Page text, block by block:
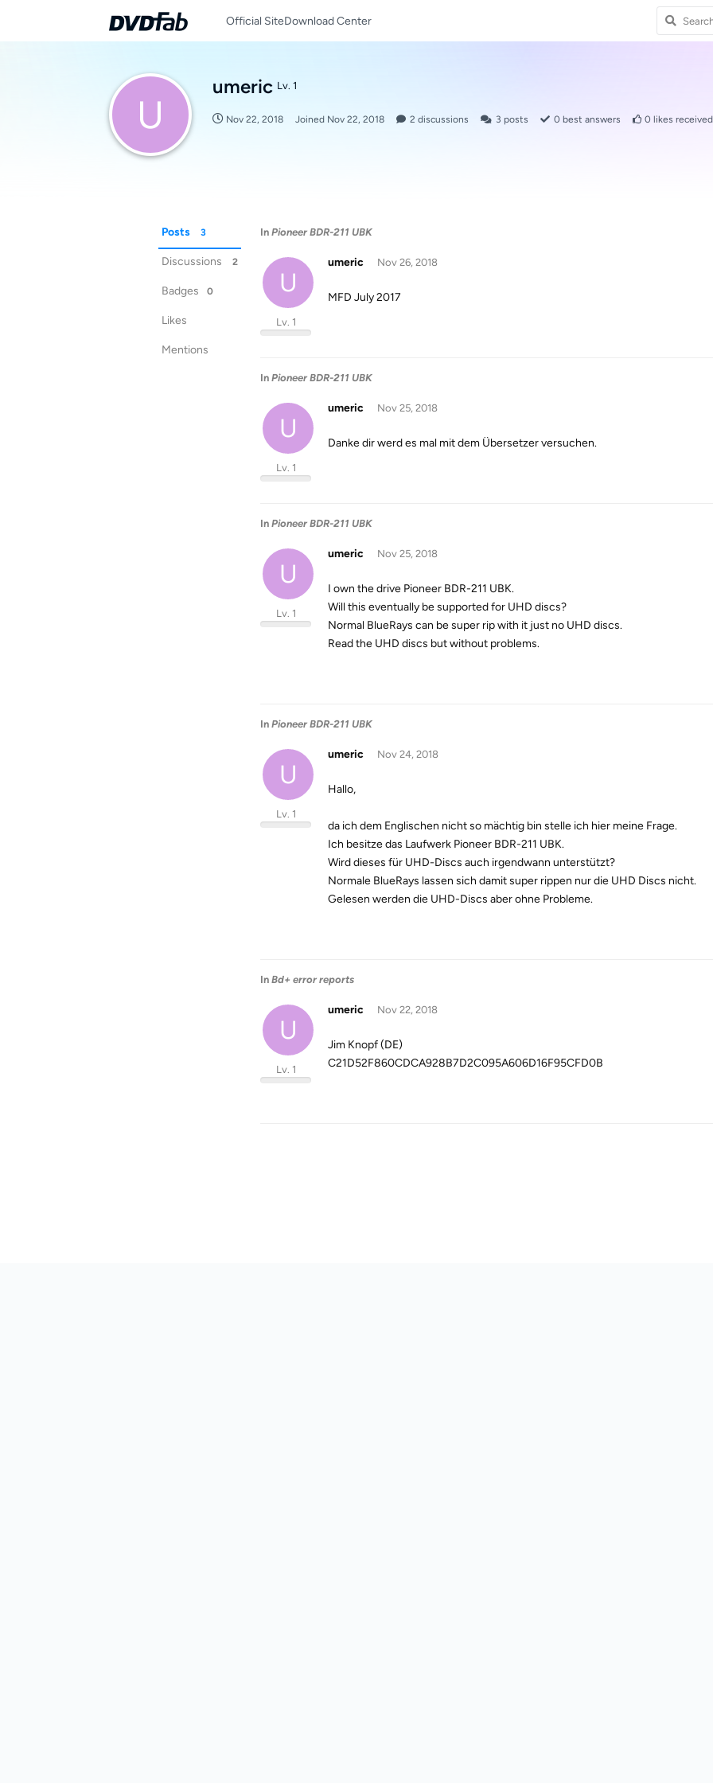
Official SiteDownload Center
U
umeric Lv. 1
Nov 22, 2018 Joined Nov 22, 2018 2 discussions 3 posts 0 best answers 0 likes received
Posts 3
Discussions 2
Badges 0
Likes
Mentions
In Pioneer BDR-211 UBK
U
umeric
Lv. 1
Nov 26, 2018
MFD July 2017
In Pioneer BDR-211 UBK
U
umeric
Lv. 1
Nov 25, 2018
Danke dir werd es mal mit dem Übersetzer versuchen.
In Pioneer BDR-211 UBK
U
umeric
Lv. 1
Nov 25, 2018
I own the drive Pioneer BDR-211 UBK.
Will this eventually be supported for UHD discs?
Normal BlueRays can be super rip with it just no UHD discs.
Read the UHD discs but without problems.
In Pioneer BDR-211 UBK
U
umeric
Lv. 1
Nov 24, 2018
Hallo,
da ich dem Englischen nicht so mächtig bin stelle ich hier meine Frage.
Ich besitze das Laufwerk Pioneer BDR-211 UBK.
Wird dieses für UHD-Discs auch irgendwann unterstützt?
Normale BlueRays lassen sich damit super rippen nur die UHD Discs nicht.
Gelesen werden die UHD-Discs aber ohne Probleme.
In Bd+ error reports
U
umeric
Lv. 1
Nov 22, 2018
Jim Knopf (DE)
C21D52F860CDCA928B7D2C095A606D16F95CFD0B